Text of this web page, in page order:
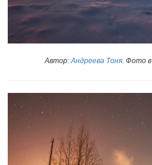
Автор:Андреева Тоня. Фото в